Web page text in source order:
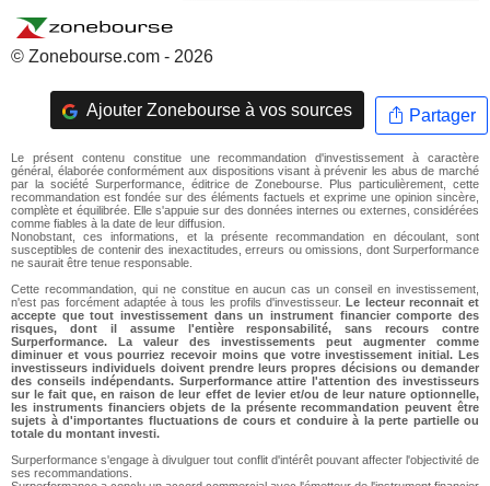
© Zonebourse.com - 2026
Ajouter Zonebourse à vos sources Partager
Le présent contenu constitue une recommandation d'investissement à caractère
général, élaborée conformément aux dispositions visant à prévenir les abus de marché
par la société Surperformance, éditrice de Zonebourse. Plus particulièrement, cette
recommandation est fondée sur des éléments factuels et exprime une opinion sincère,
complète et équilibrée. Elle s'appuie sur des données internes ou externes, considérées
comme fiables à la date de leur diffusion.
Nonobstant, ces informations, et la présente recommandation en découlant, sont
susceptibles de contenir des inexactitudes, erreurs ou omissions, dont Surperformance
ne saurait être tenue responsable.
Cette recommandation, qui ne constitue en aucun cas un conseil en investissement,
n'est pas forcément adaptée à tous les profils d'investisseur.
Le lecteur reconnait et
accepte que tout investissement dans un instrument financier comporte des
risques, dont il assume l'entière responsabilité, sans recours contre
Surperformance. La valeur des investissements peut augmenter comme
diminuer et vous pourriez recevoir moins que votre investissement initial. Les
investisseurs individuels doivent prendre leurs propres décisions ou demander
des conseils indépendants. Surperformance attire l'attention des investisseurs
sur le fait que, en raison de leur effet de levier et/ou de leur nature optionnelle,
les instruments financiers objets de la présente recommandation peuvent être
sujets à d'importantes fluctuations de cours et conduire à la perte partielle ou
totale du montant investi.
Surperformance s'engage à divulguer tout conflit d'intérêt pouvant affecter l'objectivité de
ses recommandations.